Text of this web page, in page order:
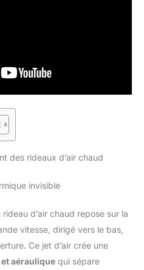
des rideaux d’air chaud
invisible
d’air chaud repose sur la
vitesse, dirigé vers le bas,
Ce jet d’air crée une
aéraulique qui sépare